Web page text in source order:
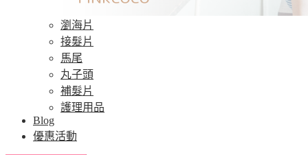
瀏海片
接髮片
馬尾
丸子頭
補髮片
護理用品
Blog
優惠活動